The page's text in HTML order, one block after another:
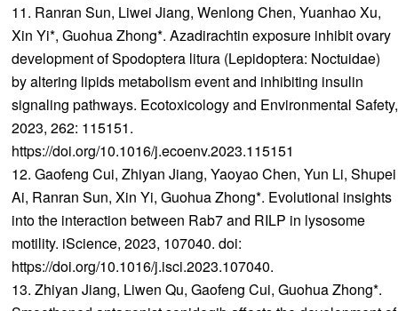
11. Ranran Sun, Liwei Jiang, Wenlong Chen, Yuanhao Xu,
Xin Yi*, Guohua Zhong*. Azadirachtin exposure inhibit ovary
development of Spodoptera litura (Lepidoptera: Noctuidae)
by altering lipids metabolism event and inhibiting insulin
signaling pathways. Ecotoxicology and Environmental Safety,
2023, 262: 115151.
https://doi.org/10.1016/j.ecoenv.2023.115151
12. Gaofeng Cui, Zhiyan Jiang, Yaoyao Chen, Yun Li, Shupei
Ai, Ranran Sun, Xin Yi, Guohua Zhong*. Evolutional insights
into the interaction between Rab7 and RILP in lysosome
motility. iScience, 2023, 107040. doi:
https://doi.org/10.1016/j.isci.2023.107040.
13. Zhiyan Jiang, Liwen Qu, Gaofeng Cui, Guohua Zhong*.